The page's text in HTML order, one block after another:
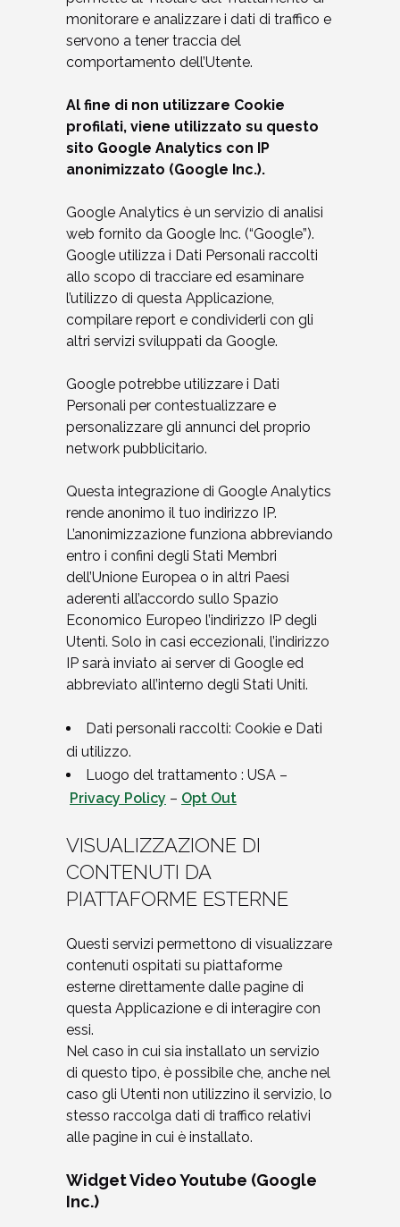
monitorare e analizzare i dati di traffico e
servono a tener traccia del
comportamento dell’Utente.
Al fine di non utilizzare Cookie
profilati, viene utilizzato su questo
sito Google Analytics con IP
anonimizzato (Google Inc.).
Google Analytics è un servizio di analisi
web fornito da Google Inc. (“Google”).
Google utilizza i Dati Personali raccolti
allo scopo di tracciare ed esaminare
l’utilizzo di questa Applicazione,
compilare report e condividerli con gli
altri servizi sviluppati da Google.
Google potrebbe utilizzare i Dati
Personali per contestualizzare e
personalizzare gli annunci del proprio
network pubblicitario.
Questa integrazione di Google Analytics
rende anonimo il tuo indirizzo IP.
L’anonimizzazione funziona abbreviando
entro i confini degli Stati Membri
dell’Unione Europea o in altri Paesi
aderenti all’accordo sullo Spazio
Economico Europeo l’indirizzo IP degli
Utenti. Solo in casi eccezionali, l’indirizzo
IP sarà inviato ai server di Google ed
abbreviato all’interno degli Stati Uniti.
Dati personali raccolti: Cookie e Dati
di utilizzo.
Luogo del trattamento : USA –
Privacy Policy – Opt Out
VISUALIZZAZIONE DI
CONTENUTI DA
PIATTAFORME ESTERNE
Questi servizi permettono di visualizzare
contenuti ospitati su piattaforme
esterne direttamente dalle pagine di
questa Applicazione e di interagire con
essi.
Nel caso in cui sia installato un servizio
di questo tipo, è possibile che, anche nel
caso gli Utenti non utilizzino il servizio, lo
stesso raccolga dati di traffico relativi
alle pagine in cui è installato.
Widget Video Youtube (Google
Inc.)